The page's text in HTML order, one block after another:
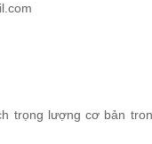
trọng lượng cơ bản